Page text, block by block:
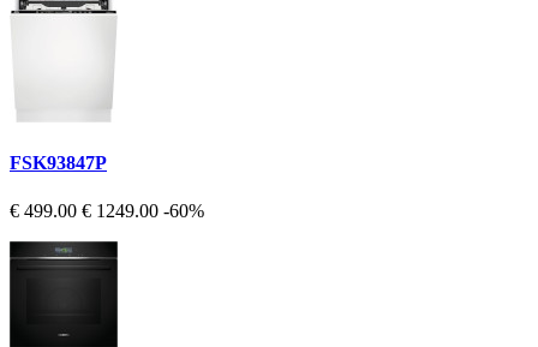
FSK93847P
€ 499.00 € 1249.00 -60%